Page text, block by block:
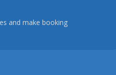
and make booking